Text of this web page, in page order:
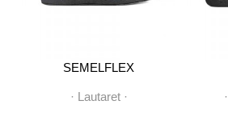
SEMELFLEX
· Lautaret· ·